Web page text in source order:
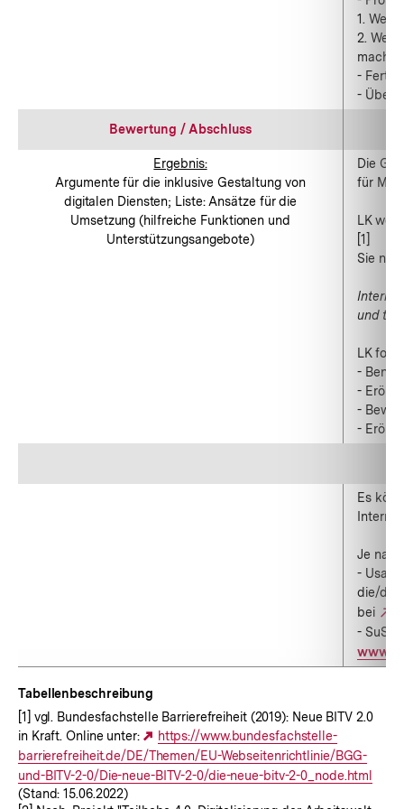
1.
2.
-
-
Bewertung / Abschluss
Ergebnis:
Argumente für die inklusive Gestaltung von
digitalen Diensten; Liste: Ansätze für die
Umsetzung (hilfreiche Funktionen und
Unterstützungsangebote)
Die
für
LK
[1]
Sie
und
LK
-
-
-
-
Es
Je
-
die/der
bei
- SuS
Tabellenbeschreibung
[1] vgl. Bundesfachstelle Barrierefreiheit (2019): Neue BITV 2.0
in Kraft. Online unter:
Externer
Link:
https://www.bundesfachstelle-
barrierefreiheit.de/DE/Themen/EU-Webseitenrichtlinie/BGG-
und-BITV-2-0/Die-neue-BITV-2-0/die-neue-bitv-2-0_node.html
(Stand: 15.06.2022)